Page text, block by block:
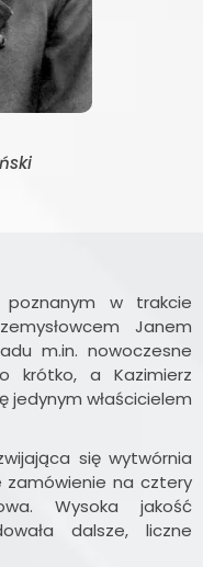
poznanym w trakcie
Janem
m.in. nowoczesne
krótko, a Kazimierz
jedynym właścicielem
się wytwórnia
zamówienie na cztery
Wysoka jakość
dalsze, liczne